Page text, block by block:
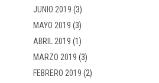
JUNIO 2019 (3)
MAYO 2019 (3)
ABRIL 2019 (1)
MARZO 2019 (3)
FEBRERO 2019 (2)